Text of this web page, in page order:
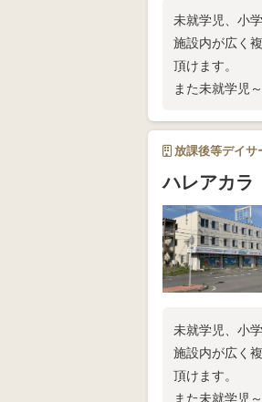
未就学児、小
施設内が広く
頂けます。
また未就学児
放課後等デイサ
ハレアカラ
未就学児、小
施設内が広く
頂けます。
また未就学児